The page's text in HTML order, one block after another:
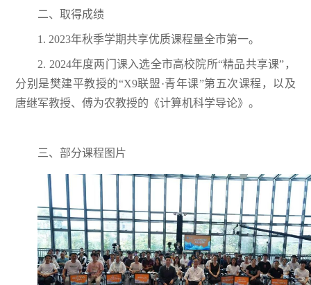
二、取得成绩
1. 2023年秋季学期共享优质课程量全市第一。
2. 2024年度两门课入选全市高校院所“精品共享课”，
分别是樊建平教授的“X9联盟·青年课”第五次课程，以及
唐继军教授、傅为农教授的《计算机科学导论》。
三、部分课程图片